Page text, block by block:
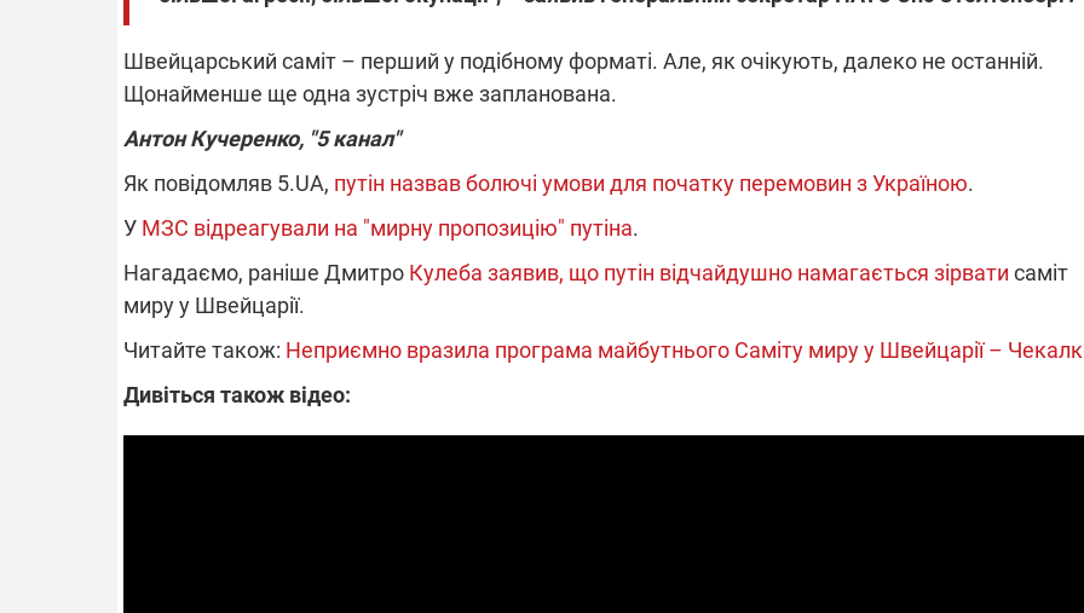
Швейцарський саміт – перший у подібному форматі. Але, як очікують, далеко не останній.
Щонайменше ще одна зустріч вже запланована.
Антон Кучеренко, "5 канал"
Як повідомляв 5.UA, путін назвав болючі умови для початку перемовин з Україною.
У МЗС відреагували на "мирну пропозицію" путіна.
Нагадаємо, раніше Дмитро Кулеба заявив, що путін відчайдушно намагається зірвати саміт
миру у Швейцарії.
Читайте також: Неприємно вразила програма майбутнього Саміту миру у Швейцарії –
Дивіться також відео: